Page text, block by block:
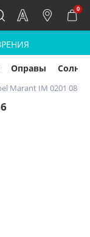
0
Оправы
Marant IM 0201 086